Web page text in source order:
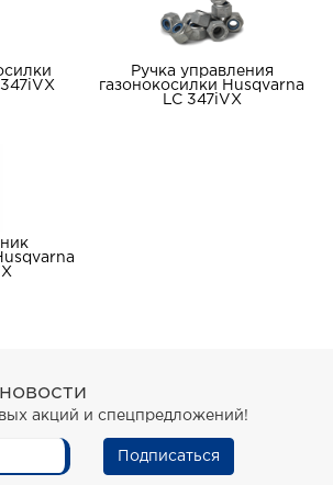
Ручка управления
газонокосилки Husqvarna
LC 347iVX
акций и спецпредложений!
Подписаться